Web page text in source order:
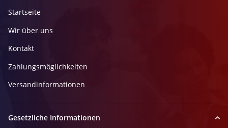
Startseite
Wir über uns
Kontakt
Zahlungsmöglichkeiten
Versandinformationen
Gesetzliche Informationen